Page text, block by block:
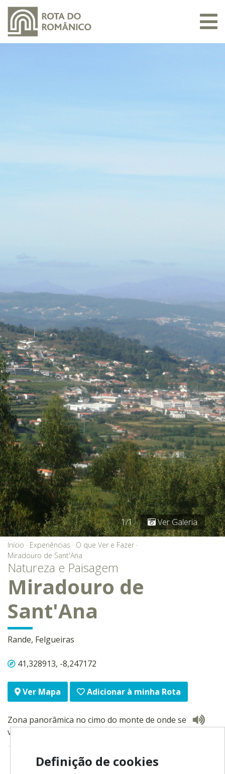
1/1 Ver Galeria
Início · Experiências · O que Ver e Fazer ·
Miradouro de Sant'Ana
Natureza e Paisagem
Miradouro de
Sant'Ana
Rande, Felgueiras
41,328913, -8,247172
Ver Mapa Adicionar à minha Rota
Zona panorâmica no cimo do monte de onde se
vislumbra grande parte do concelho de Felgueiras.
Definição de cookies